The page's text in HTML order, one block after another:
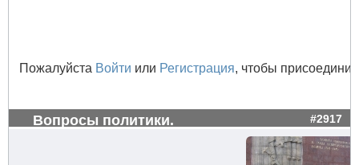
Пожалуйста Войти или Регистрация, чтобы
Вопросы политики. #2917